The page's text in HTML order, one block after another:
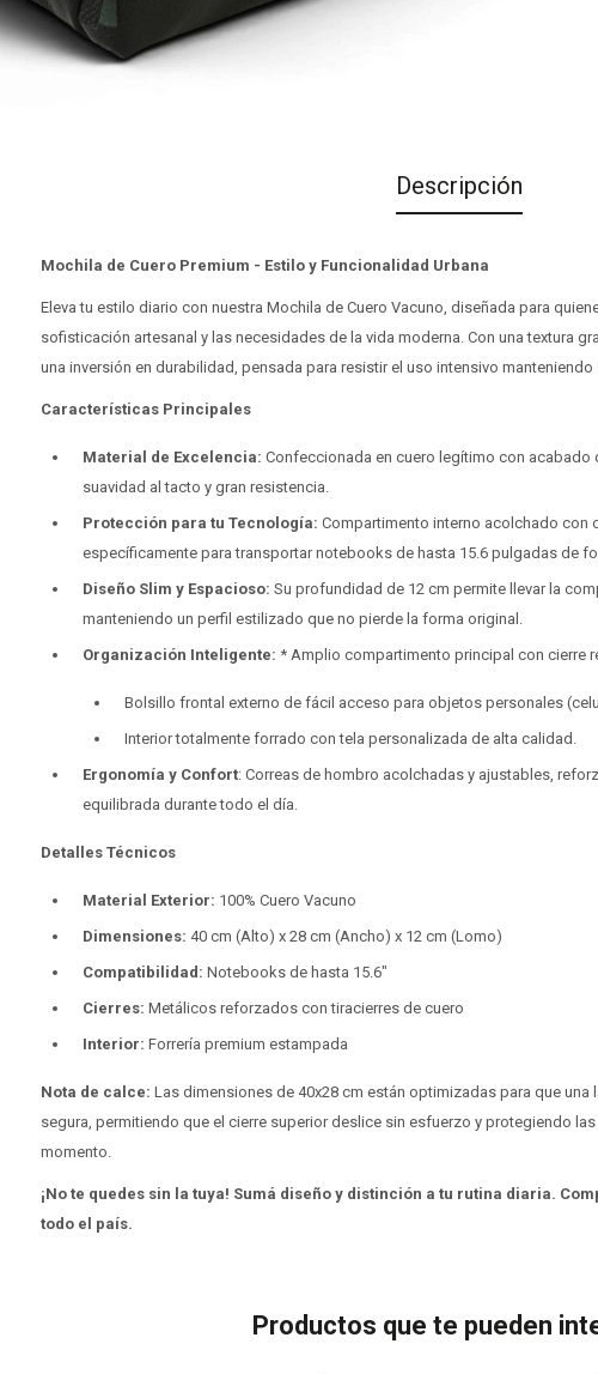
Descripción
Mochila de Cuero Premium - Estilo y Funcionalidad Urbana
Eleva tu estilo diario con nuestra Mochila de Cuero Vacuno, diseñada para
sofisticación artesanal y las necesidades de la vida moderna. Con una textura
una inversión en durabilidad, pensada para resistir el uso intensivo manteniendo
Características Principales
Material de Excelencia: Confeccionada en cuero legítimo con acabado
suavidad al tacto y gran resistencia.
Protección para tu Tecnología: Compartimento interno acolchado con
específicamente para transportar notebooks de hasta 15.6 pulgadas de
Diseño Slim y Espacioso: Su profundidad de 12 cm permite llevar la
manteniendo un perfil estilizado que no pierde la forma original.
Organización Inteligente: * Amplio compartimento principal con cierre
Bolsillo frontal externo de fácil acceso para objetos personales
Interior totalmente forrado con tela personalizada de alta calidad.
Ergonomía y Confort: Correas de hombro acolchadas y ajustables,
equilibrada durante todo el día.
Detalles Técnicos
Material Exterior: 100% Cuero Vacuno
Dimensiones: 40 cm (Alto) x 28 cm (Ancho) x 12 cm (Lomo)
Compatibilidad: Notebooks de hasta 15.6"
Cierres: Metálicos reforzados con tiracierres de cuero
Interior: Forrería premium estampada
Nota de calce: Las dimensiones de 40x28 cm están optimizadas para que
segura, permitiendo que el cierre superior deslice sin esfuerzo y protegiendo
momento.
¡No te quedes sin la tuya! Sumá diseño y distinción a tu rutina diaria.
todo el país.
Productos que te pueden